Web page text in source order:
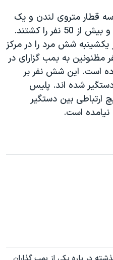
صلح
قطار متروی لندن و يک
اتوبوس دو طبقه حمله کردند و بيش از 50 نفر را کشتند.
شش مرد را در مرکز
مظنونين به بمب گزارای در
است. اين شش نفر بر
شده اند. پليس
ارتباطی بين دستگير
است.